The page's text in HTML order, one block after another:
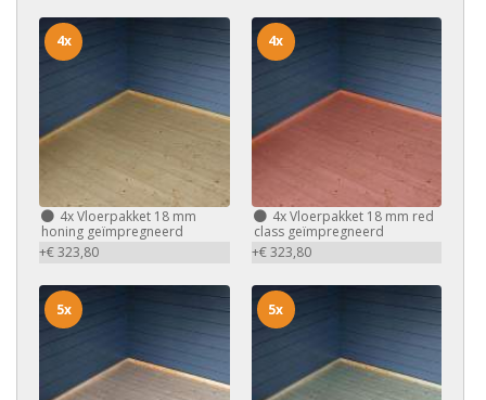
4xVloerpakket 18 mm
honing geïmpregneerd
+€ 323,80
4x
4xVloerpakket 18 mm red
class geïmpregneerd
+€ 323,80
4x
5x 5x